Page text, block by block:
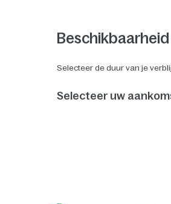
Selecteer de duur van je
Selecteer uw